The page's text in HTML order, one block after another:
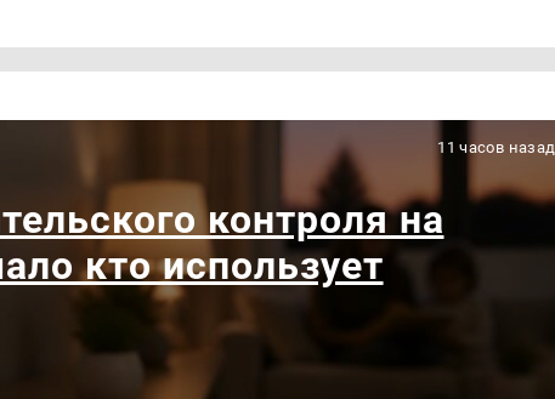
11 часов назад
контроля на
кто использует